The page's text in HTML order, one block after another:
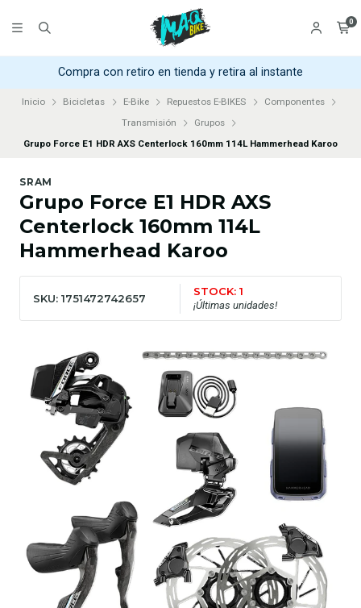
0
Compra con retiro en tienda y retira al instante
Inicio Bicicletas E-Bike Repuestos E-BIKES
Componentes
Transmisión
Grupos
Grupo Force E1 HDR AXS Centerlock 160mm 114L Hammerhead Karoo
SRAM
Grupo Force E1 HDR AXS
Centerlock 160mm 114L
Hammerhead Karoo
SKU: 1751472742657
STOCK: 1
¡Últimas unidades!